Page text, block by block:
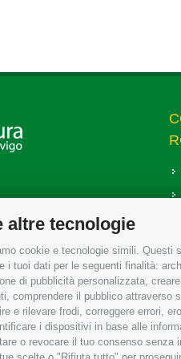
altre tecnologie
cookie e tecnologie simili. Questi
i tuoi dati per le seguenti finalità:
di pubblicità personalizzata,
comprendere il pubblico
e rilevare frodi, correggere errori,
i dispositivi in base alle
o revocare il tuo consenso
/Cookie Policy